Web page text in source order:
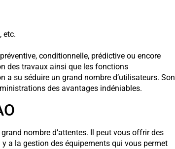
etc.
conditionnelle, prédictive ou encore
des travaux ainsi que les fonctions
a su séduire un grand nombre d’utilisateurs. Son
des avantages indéniables.
nombre d’attentes. Il peut vous offrir des
a la gestion des équipements qui vous permet